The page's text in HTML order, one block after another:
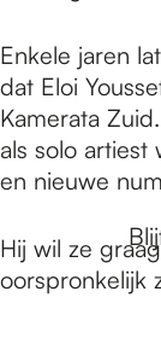
Enkele jaren
dat Eloi
Kamerata
als solo artiest
en nieuwe
Hij wil ze
oorspronkelijk